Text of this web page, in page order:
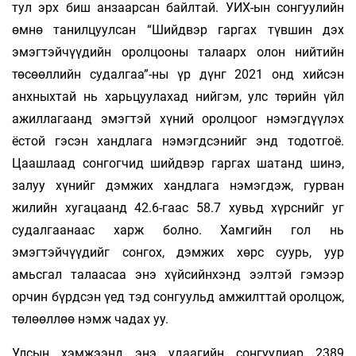
тул эрх биш анзаарсан байлтай. УИХ-ын сонгуулийн
өмнө танилцуулсан “Шийдвэр гаргах түвшин дэх
эмэгтэйчүүдийн оролцооны талаарх олон нийтийн
төсөөллийн судалгаа”-ны үр дүнг 2021 онд хийсэн
анхныхтай нь харьцуулахад нийгэм, улс төрийн үйл
ажиллагаанд эмэгтэй хүний оролцоог нэмэгдүүлэх
ёстой гэсэн хандлага нэмэгдсэнийг энд тодотгоё.
Цаашлаад сонгогчид шийдвэр гаргах шатанд шинэ,
залуу хүнийг дэмжих хандлага нэмэгдэж, гурван
жилийн хугацаанд 42.6-гаас 58.7 хувьд хүрснийг уг
судалгаанаас харж болно. Хамгийн гол нь
эмэгтэйчүүдийг сонгох, дэмжих хөрс суурь, уур
амьсгал талаасаа энэ хүйсийнхэнд ээлтэй гэмээр
орчин бүрдсэн үед тэд сонгуульд амжилттай оролцож,
төлөөллөө нэмж чадах уу.